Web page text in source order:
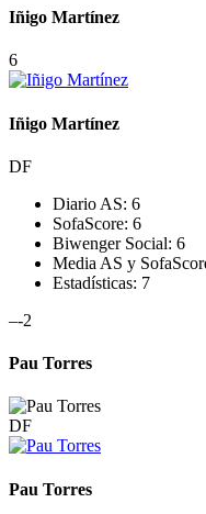
Iñigo Martínez
6
Iñigo Martínez
DF
Diario AS: 6
SofaScore: 6
Biwenger Social: 6
Media AS y
Estadísticas: 7
–-2
Pau Torres
DF
Pau Torres